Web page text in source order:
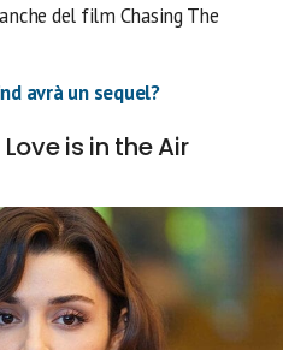
del film Chasing The
avrà un sequel?
is in the Air